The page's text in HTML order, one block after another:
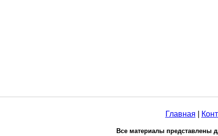
Главная
Все материалы представлены